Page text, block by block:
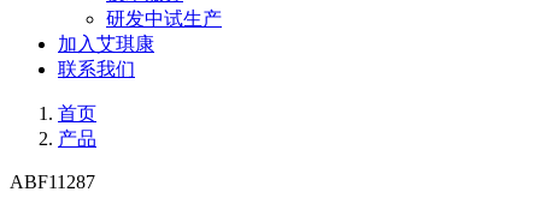
研发中试生产
加入艾琪康
联系我们
首页
产品
ABF11287